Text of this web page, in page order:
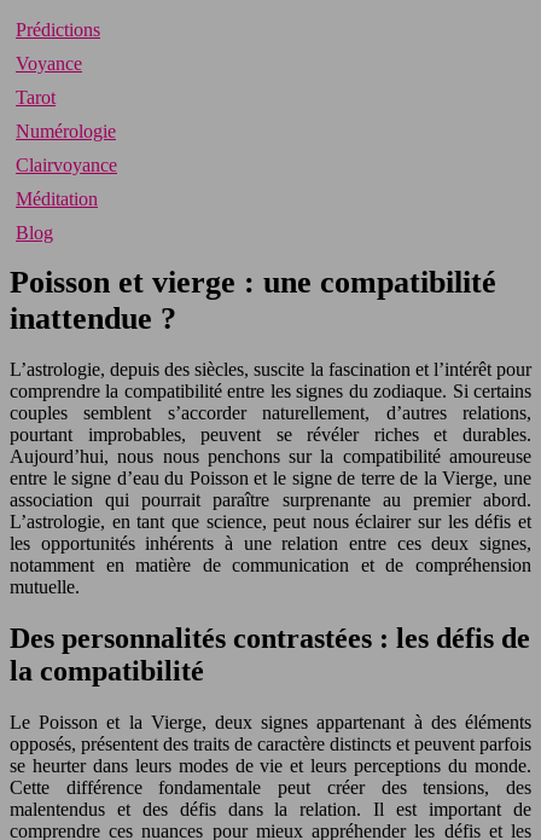
Prédictions
Voyance
Tarot
Numérologie
Clairvoyance
Méditation
Blog
Poisson et vierge : une compatibilité
inattendue ?
L’astrologie, depuis des siècles, suscite la fascination et l’intérêt pour
comprendre la compatibilité entre les signes du zodiaque. Si certains
couples semblent s’accorder naturellement, d’autres relations,
pourtant improbables, peuvent se révéler riches et durables.
Aujourd’hui, nous nous penchons sur la compatibilité amoureuse
entre le signe d’eau du Poisson et le signe de terre de la Vierge, une
association qui pourrait paraître surprenante au premier abord.
L’astrologie, en tant que science, peut nous éclairer sur les défis et
les opportunités inhérents à une relation entre ces deux signes,
notamment en matière de communication et de compréhension
mutuelle.
Des personnalités contrastées : les défis de
la compatibilité
Le Poisson et la Vierge, deux signes appartenant à des éléments
opposés, présentent des traits de caractère distincts et peuvent parfois
se heurter dans leurs modes de vie et leurs perceptions du monde.
Cette différence fondamentale peut créer des tensions, des
malentendus et des défis dans la relation. Il est important de
comprendre ces nuances pour mieux appréhender les défis et les